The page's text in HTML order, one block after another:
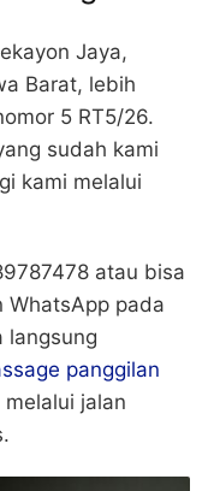
Jaya,
Barat, lebih
5 RT5/26.
sudah kami
kami melalui
atau bisa
WhatsApp pada
langsung
panggilan
jalan